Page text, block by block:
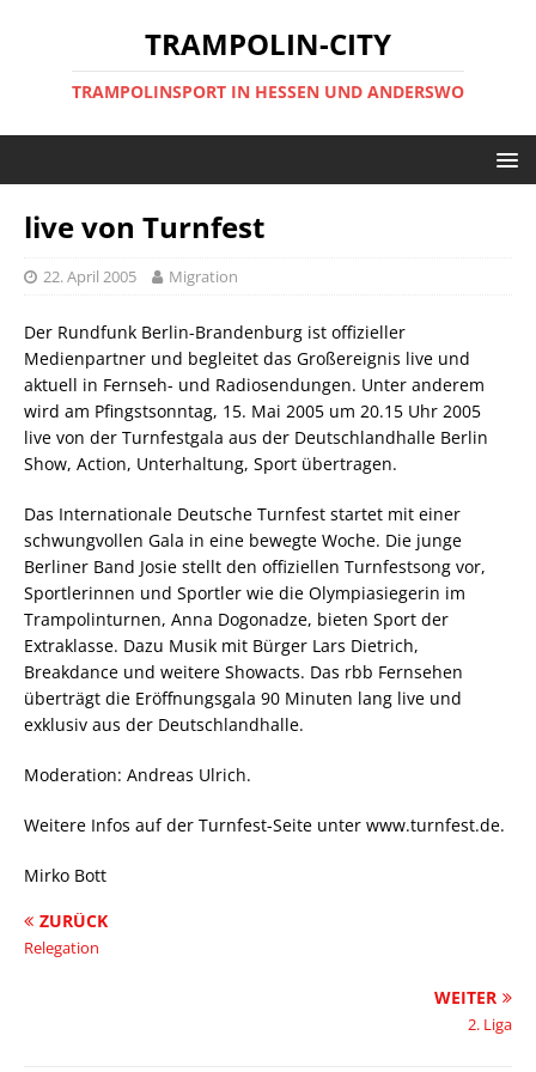
TRAMPOLIN-CITY
TRAMPOLINSPORT IN HESSEN UND ANDERSWO
live von Turnfest
22. April 2005 Migration
Der Rundfunk Berlin-Brandenburg ist offizieller
Medienpartner und begleitet das Großereignis live und
aktuell in Fernseh- und Radiosendungen. Unter anderem
wird am Pfingstsonntag, 15. Mai 2005 um 20.15 Uhr 2005
live von der Turnfestgala aus der Deutschlandhalle Berlin
Show, Action, Unterhaltung, Sport übertragen.
Das Internationale Deutsche Turnfest startet mit einer
schwungvollen Gala in eine bewegte Woche. Die junge
Berliner Band Josie stellt den offiziellen Turnfestsong vor,
Sportlerinnen und Sportler wie die Olympiasiegerin im
Trampolinturnen, Anna Dogonadze, bieten Sport der
Extraklasse. Dazu Musik mit Bürger Lars Dietrich,
Breakdance und weitere Showacts. Das rbb Fernsehen
überträgt die Eröffnungsgala 90 Minuten lang live und
exklusiv aus der Deutschlandhalle.
Moderation: Andreas Ulrich.
Weitere Infos auf der Turnfest-Seite unter www.turnfest.de.
Mirko Bott
ZURÜCK
Relegation
WEITER
2. Liga